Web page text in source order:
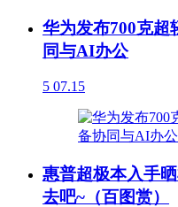
华为发布700克超
同与AI办公
5 07.15
惠普超极本入手
去吧~（百图赏）